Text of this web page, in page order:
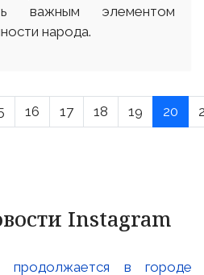
важным элементом
народа.
16 17 18 19 20
Instagram